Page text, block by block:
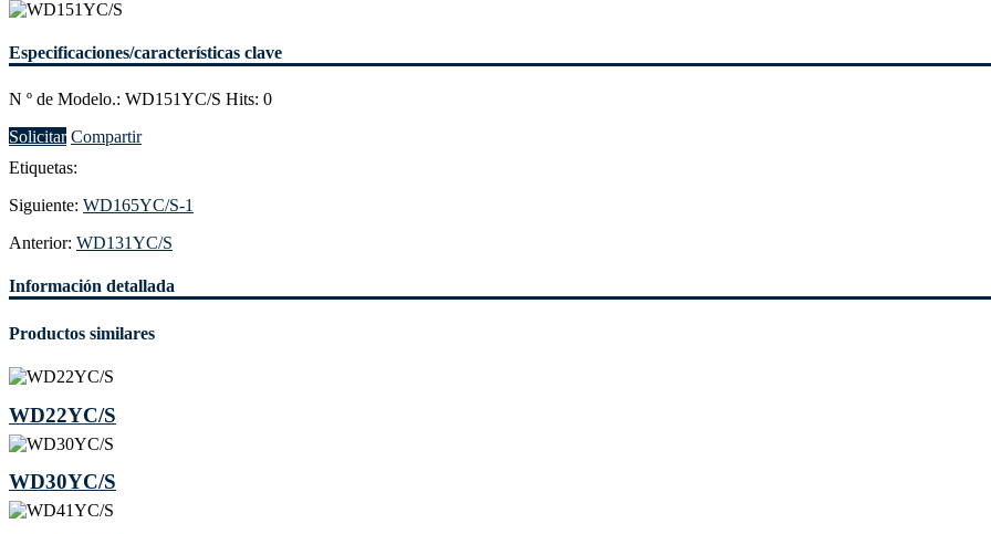
Especificaciones/características clave
N º de Modelo.: WD151YC/S Hits: 0
Solicitar Compartir
Etiquetas:
Siguiente: WD165YC/S-1
Anterior: WD131YC/S
Información detallada
Productos similares
WD22YC/S
WD30YC/S